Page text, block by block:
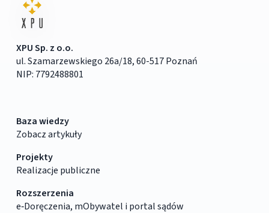
XPU Sp. z o.o.
ul. Szamarzewskiego 26a/18, 60-517 Poznań
NIP: 7792488801
Baza wiedzy
Zobacz artykuły
Projekty
Realizacje publiczne
Rozszerzenia
e‑Doręczenia, mObywatel i portal sądów